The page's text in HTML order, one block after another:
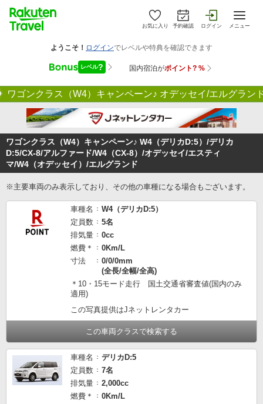
お気に入り 予約確認 ログイン メニュー
ワゴンクラス（W4）キャンペーン♪ オデッセイ/エルグラ
ワゴンクラス（W4）キャンペーン♪ W4（デリカD:5）/デリカ
D:5/CX-8/アルファード/W4（CX-8）/オデッセイ/エスティ
マ/W4（オデッセイ）/エルグランド
※主要車両のみ表示しており、その他の車種になる場合もございます。
車種名
W4（デリカD:5）
定員数
5名
排気量
0cc
燃費＊
0Km/L
寸法
0/0/0mm
(全長/全幅/全高)
＊10・15モード走行 国土交通省審査値(国内のみ
適用)
この写真提供はJネットレンタカー
この車両クラスで検索する
車種名
デリカD:5
定員数
7名
排気量
2,000cc
燃費＊
0Km/L